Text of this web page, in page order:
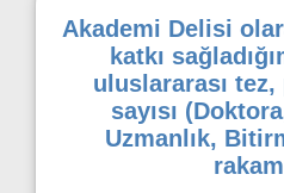
Akademi Delisi
katkı
uluslararası
sayısı
Uzmanlık,